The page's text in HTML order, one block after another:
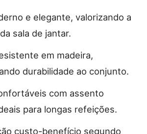
e elegante, valorizando a
sala de jantar.
em madeira,
durabilidade ao conjunto.
com assento
para longas refeições.
custo-benefício segundo